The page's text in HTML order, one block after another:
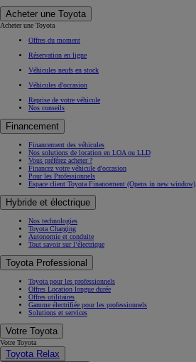
Acheter une Toyota
Acheter une Toyota
Offres du moment
Réservation en ligne
Véhicules neufs en stock
Véhicules d'occasion
Reprise de votre véhicule
Nos conseils
Financement
Financement des véhicules
Nos solutions de location en LOA ou LLD
Vous préférez acheter ?
Financez votre véhicule d'occasion
Pour les Professionnels
Espace client Toyota Financement (Opens in new window)
Hybride et électrique
Nos technologies
Toyota Charging
Autonomie et conduite
Tout savoir sur l’électrique
Toyota Professional
Toyota pour les professionnels
Offres Location longue durée
Offres utilitaires
Gamme électrifiée pour les professionnels
Solutions et services
Votre Toyota
Votre Toyota
Toyota Relax